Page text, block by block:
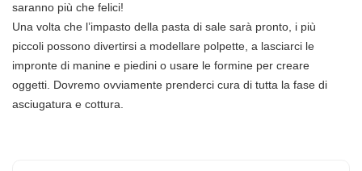
saranno più che felici!
Una volta che l’impasto della pasta di sale sarà pronto, i più
piccoli possono divertirsi a modellare polpette, a lasciarci le
impronte di manine e piedini o usare le formine per creare
oggetti. Dovremo ovviamente prenderci cura di tutta la fase di
asciugatura e cottura.